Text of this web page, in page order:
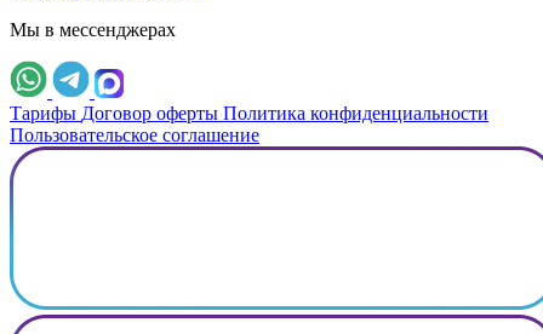
Мы в мессенджерах
Тарифы Договор оферты Политика конфиденциальности
Пользовательское соглашение